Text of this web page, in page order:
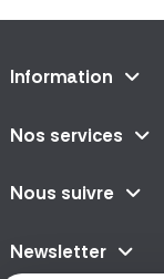
Information
Nos services
Nous suivre
Newsletter